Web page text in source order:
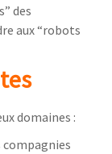
des
aux “robots
domaines :